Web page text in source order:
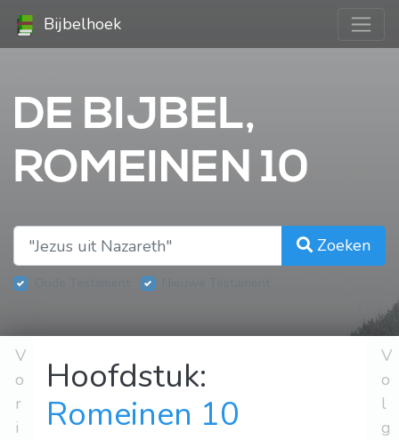
Bijbelhoek
DE BIJBEL,
ROMEINEN 10
Zoeken
V
o
r
i
Hoofdstuk:
Romeinen 10
V
o
l
g